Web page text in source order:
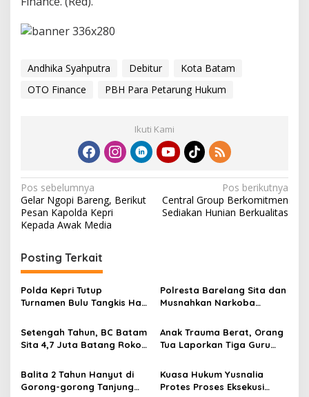
Andhika Syahputra Debitur
Kota Batam
OTO Finance
PBH Para Petarung Hukum
Ikuti Kami
N
a
v
i
g
a
s
i
p
s
Pos sebelumnya
Gelar Ngopi Bareng, Berikut
Pesan Kapolda Kepri
Kepada Awak Media
Pos berikutnya
Central Group Berkomitmen
Sediakan Hunian Berkualitas
Posting Terkait
Polda Kepri Tutup
Turnamen Bulu Tangkis Hari
Bidpropam Raih Juara
Beregu
Polresta Barelang Sita dan
Musnahkan Narkoba
Setengah Tahun, BC Batam
Sita 4,7 Juta Batang Rokok
Anak Trauma Berat, Orang
Tua Laporkan Tiga Guru
ke Polda
Balita 2 Tahun Hanyut di
Gorong-gorong Tanjung
Kuasa Hukum Yusnalia
Protes Proses Eksekusi